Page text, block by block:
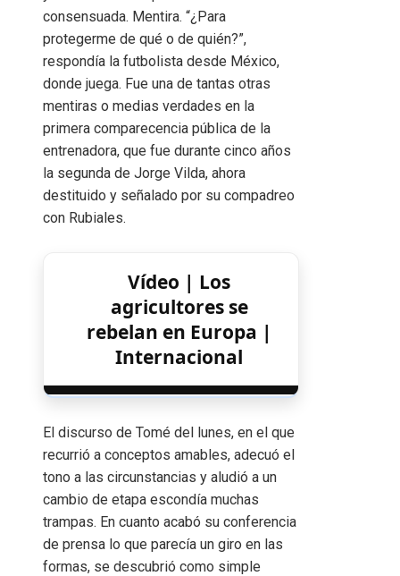
consensuada. Mentira. “¿Para
protegerme de qué o de quién?”,
respondía la futbolista desde México,
donde juega. Fue una de tantas otras
mentiras o medias verdades en la
primera comparecencia pública de la
entrenadora, que fue durante cinco años
la segunda de Jorge Vilda, ahora
destituido y señalado por su compadreo
con Rubiales.
Vídeo | Los
agricultores se
rebelan en Europa |
Internacional
El discurso de Tomé del lunes, en el que
recurrió a conceptos amables, adecuó el
tono a las circunstancias y aludió a un
cambio de etapa escondía muchas
trampas. En cuanto acabó su conferencia
de prensa lo que parecía un giro en las
formas, se descubrió como simple